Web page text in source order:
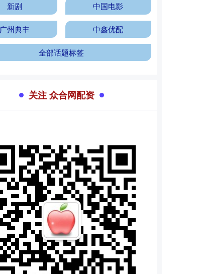
新剧 中国电影
广州典丰 中鑫优配
全部话题标签
关注 众合网配资